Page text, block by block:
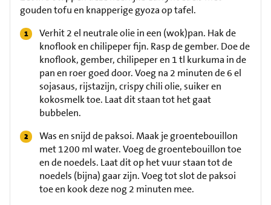
gouden tofu en knapperige gyoza op tafel.
Verhit 2 el neutrale olie in een (wok)pan. Hak de
knoflook en chilipeper fijn. Rasp de gember. Doe de
knoflook, gember, chilipeper en 1 tl kurkuma in de
pan en roer goed door. Voeg na 2 minuten de 6 el
sojasaus, rijstazijn, crispy chili olie, suiker en
kokosmelk toe. Laat dit staan tot het gaat
bubbelen.
Was en snijd de paksoi. Maak je groentebouillon
met 1200 ml water. Voeg de groentebouillon toe
en de noedels. Laat dit op het vuur staan tot de
noedels (bijna) gaar zijn. Voeg tot slot de paksoi
toe en kook deze nog 2 minuten mee.